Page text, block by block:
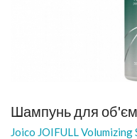
Шампунь для
Joico JOIFULL Volumizing